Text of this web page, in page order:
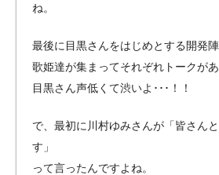
ね。
最後に目黒さんをはじめとする開発陣
歌姫達が集まってそれぞれトークがあ
目黒さん声低くて渋いよ･･･！！
で、最初に川村ゆみさんが「皆さん
す」
って言ったんですよね。